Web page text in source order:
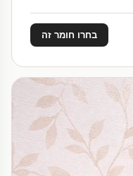
בחרו חומר זה